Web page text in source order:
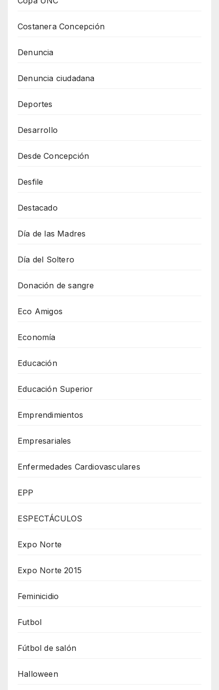
Costanera Concepción
Denuncia
Denuncia ciudadana
Deportes
Desarrollo
Desde Concepción
Desfile
Destacado
Día de las Madres
Día del Soltero
Donación de sangre
Eco Amigos
Economía
Educación
Educación Superior
Emprendimientos
Empresariales
Enfermedades Cardiovasculares
EPP
ESPECTÁCULOS
Expo Norte
Expo Norte 2015
Feminicidio
Futbol
Fútbol de salón
Halloween